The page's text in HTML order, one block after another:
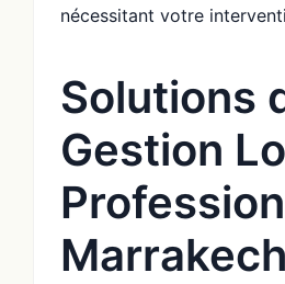
nécessitant votre
Solutions
Gestion
Marrakech